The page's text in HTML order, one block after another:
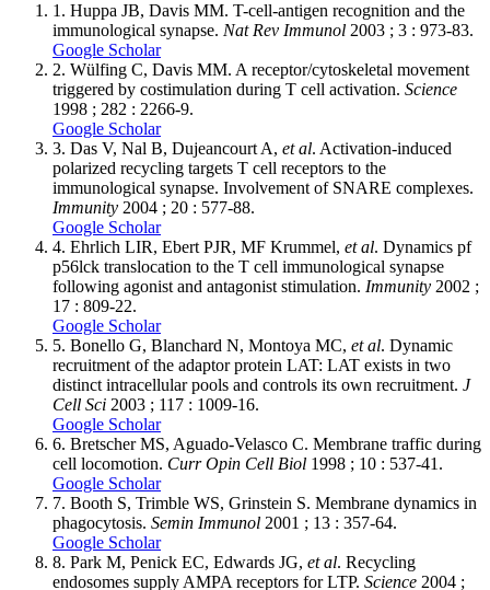
1. Huppa JB, Davis MM. T-cell-antigen recognition and the
immunological synapse. Nat Rev Immunol 2003 ; 3 : 973-83.
Google Scholar
2. Wülfing C, Davis MM. A receptor/cytoskeletal movement
triggered by costimulation during T cell activation. Science
1998 ; 282 : 2266-9.
Google Scholar
3. Das V, Nal B, Dujeancourt A, et al. Activation-induced
polarized recycling targets T cell receptors to the
immunological synapse. Involvement of SNARE complexes.
Immunity 2004 ; 20 : 577-88.
Google Scholar
4. Ehrlich LIR, Ebert PJR, MF Krummel, et al. Dynamics pf
p56lck translocation to the T cell immunological synapse
following agonist and antagonist stimulation. Immunity 2002 ;
17 : 809-22.
Google Scholar
5. Bonello G, Blanchard N, Montoya MC, et al. Dynamic
recruitment of the adaptor protein LAT: LAT exists in two
distinct intracellular pools and controls its own recruitment. J
Cell Sci 2003 ; 117 : 1009-16.
Google Scholar
6. Bretscher MS, Aguado-Velasco C. Membrane traffic during
cell locomotion. Curr Opin Cell Biol 1998 ; 10 : 537-41.
Google Scholar
7. Booth S, Trimble WS, Grinstein S. Membrane dynamics in
phagocytosis. Semin Immunol 2001 ; 13 : 357-64.
Google Scholar
8. Park M, Penick EC, Edwards JG, et al. Recycling
endosomes supply AMPA receptors for LTP. Science 2004 ;